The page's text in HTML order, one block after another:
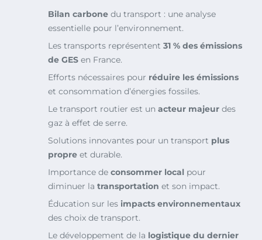
Bilan carbone du transport : une analyse
essentielle pour l’environnement.
Les transports représentent 31 % des émissions
de GES en France.
Efforts nécessaires pour réduire les émissions
et consommation d’énergies fossiles.
Le transport routier est un acteur majeur des
gaz à effet de serre.
Solutions innovantes pour un transport plus
propre et durable.
Importance de consommer local pour
diminuer la transportation et son impact.
Éducation sur les impacts environnementaux
des choix de transport.
Le développement de la logistique du dernier